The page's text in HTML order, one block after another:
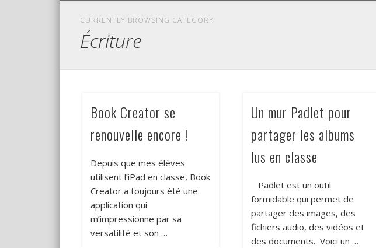
CURRENTLY BROWSING CATEGORY
Écriture
Book Creator se
renouvelle encore !
Depuis que mes élèves
utilisent l’iPad en classe, Book
Creator a toujours été une
application qui
m’impressionne par sa
versatilité et son …
Un mur Padlet pour
partager les albums
lus en classe
Padlet est un outil
formidable qui permet de
partager des images, des
fichiers audio, des vidéos et
des documents. Voici un …